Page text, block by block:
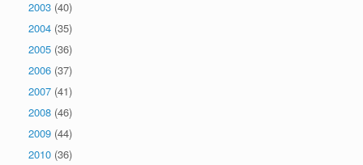
2003 (40)
2004 (35)
2005 (36)
2006 (37)
2007 (41)
2008 (46)
2009 (44)
2010 (36)